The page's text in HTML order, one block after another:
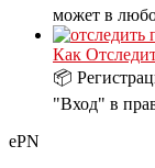
может в
Как
📦
"Вход" в
ePN